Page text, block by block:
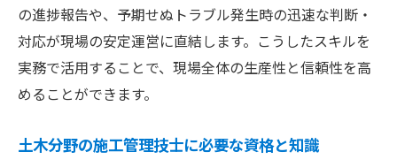
の進捗報告や、予期せぬトラブル発生時の迅速な判断・
対応が現場の安定運営に直結します。こうしたスキルを
実務で活用することで、現場全体の生産性と信頼性を高
めることができます。
土木分野の施工管理技士に必要な資格と知識